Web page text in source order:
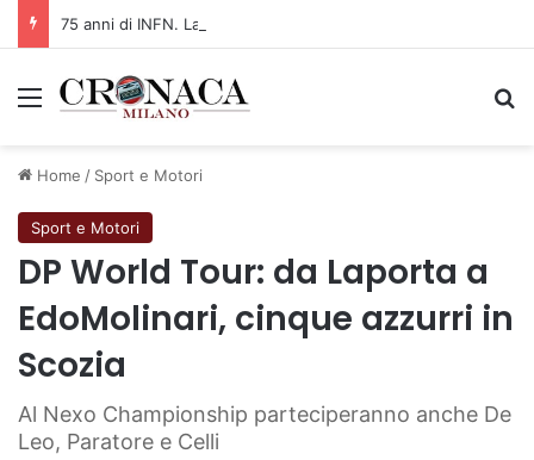
Menu
Home / Sport e Motori
Sport e Motori
DP World Tour: da Laporta a
EdoMolinari, cinque azzurri in
Scozia
Al Nexo Championship parteciperanno anche De
Leo, Paratore e Celli